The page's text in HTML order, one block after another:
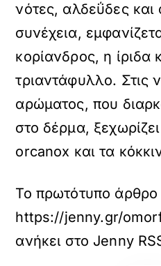
νότες, αλδεΰδες
συνέχεια,
κορίανδρος, η ίριδα
τριαντάφυλλο. Στις
αρώματος, που
στο δέρμα,
orcanox και τα
Το πρωτότυπο άρθρο
https://jenny.gr/
ανήκει στο Jenny